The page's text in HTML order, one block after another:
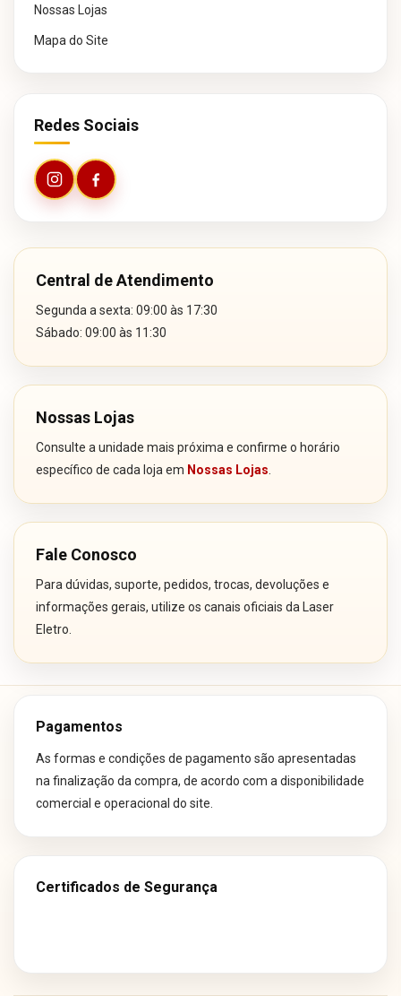
Nossas Lojas
Mapa do Site
Redes Sociais
Central de Atendimento
Segunda a sexta: 09:00 às 17:30
Sábado: 09:00 às 11:30
Nossas Lojas
Consulte a unidade mais próxima e confirme o horário
específico de cada loja em Nossas Lojas
Fale Conosco
Para dúvidas, suporte, pedidos, trocas, devoluções e
informações gerais, utilize os canais oficiais da Laser
Eletro.
Pagamentos
As formas e condições de pagamento são apresentadas
na finalização da compra, de acordo com a disponibilidade
comercial e operacional do site.
Certificados de Segurança